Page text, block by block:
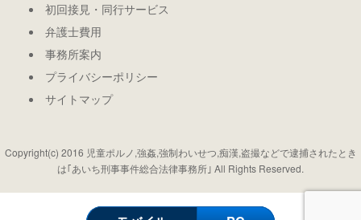
初回接見・同行サービス
弁護士費用
事務所案内
プライバシーポリシー
サイトマップ
Copyright(c) 2016 児童ポルノ,強姦,強制わいせつ,痴漢,盗撮などで逮捕されたとき
は｢あいち刑事事件総合法律事務所｣ All Rights Reserved.